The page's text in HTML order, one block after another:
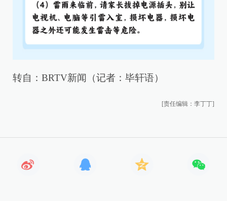
转自：BRTV新闻（记者：毕轩语）
[责任编辑：李丁丁]